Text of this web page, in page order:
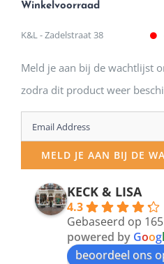
Winkelvoorraad
K&L - Zadelstraat 38
Meld je aan bij de wachtlijst
zodra dit product weer
Enter
your
email
address
MELD JE AAN BIJ DE
KECK & LISA
4.3
Gebaseerd op
powered by Googl
beoordeel ons